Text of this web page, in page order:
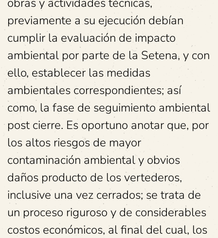
previamente a su ejecución debían
cumplir la evaluación de impacto
ambiental por parte de la Setena, y con
ello, establecer las medidas
ambientales correspondientes; así
como, la fase de seguimiento ambiental
post cierre. Es oportuno anotar que, por
los altos riesgos de mayor
contaminación ambiental y obvios
daños producto de los vertederos,
inclusive una vez cerrados; se trata de
un proceso riguroso y de considerables
costos económicos, al final del cual, los